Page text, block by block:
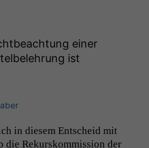
einer
ist
in diesem Entscheid mit
die Rekurskom­mis­sion der